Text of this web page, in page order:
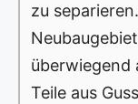
zu
überwiegend
Teile aus